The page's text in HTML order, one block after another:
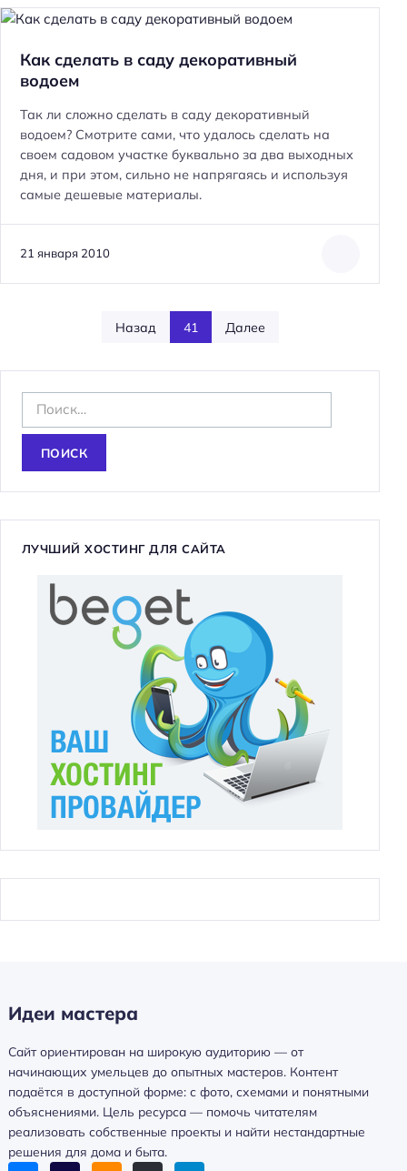
Как сделать в саду декоративный
водоем
Так ли сложно сделать в саду декоративный
водоем? Смотрите сами, что удалось сделать на
своем садовом участке буквально за два выходных
дня, и при этом, сильно не напрягаясь и используя
самые дешевые материалы.
21 января 2010
Назад 41 Далее
а
и
ЛУЧШИЙ ХОСТИНГ ДЛЯ САЙТА
Идеи мастера
Сайт ориентирован на широкую аудиторию — от
начинающих умельцев до опытных мастеров. Контент
подаётся в доступной форме: с фото, схемами и понятными
объяснениями. Цель ресурса — помочь читателям
реализовать собственные проекты и найти нестандартные
решения для дома и быта.